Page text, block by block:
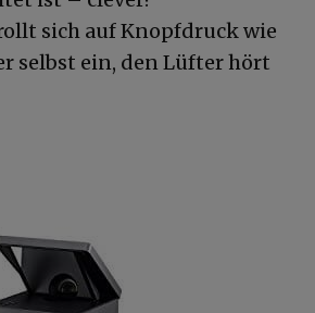
sich auf Knopfdruck wie
selbst ein, den Lüfter hört